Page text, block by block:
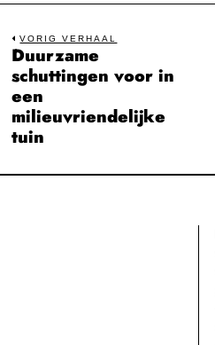
Bericht
navigatie
VORIG VERHAAL
Previous
post:
Duurzame
schuttingen voor in
een
milieuvriendelijke
tuin